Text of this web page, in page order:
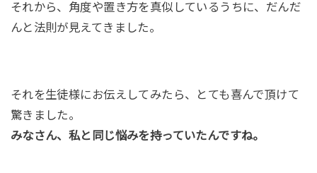
それから、角度や置き方を真似しているうちに、だんだ
んと法則が見えてきました。
それを生徒様にお伝えしてみたら、とても喜んで頂けて
驚きました。
みなさん、私と同じ悩みを持っていたんですね。